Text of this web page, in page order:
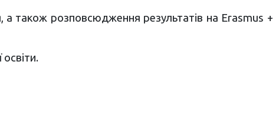
а також розповсюдження результатів на Erasmus +